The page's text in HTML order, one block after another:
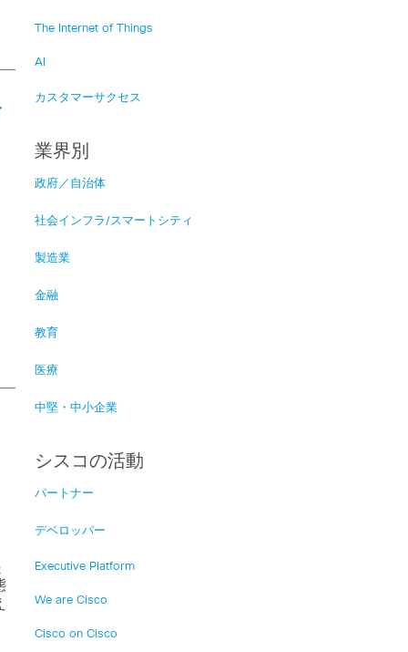
The Internet of Things
AI
カスタマーサクセス
業界別
政府／自治体
社会インフラ/スマートシティ
製造業
金融
教育
医療
中堅・中小企業
シスコの活動
パートナー
デベロッパー
Executive Platform
We are Cisco
Cisco on Cisco